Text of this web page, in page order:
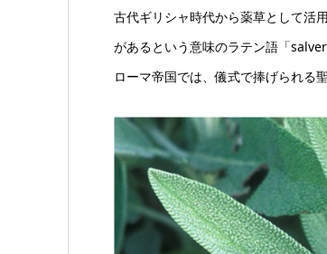
古代ギリシャ時代から薬草として活
があるという意味のラテン語「
ローマ帝国では、儀式で捧げられる